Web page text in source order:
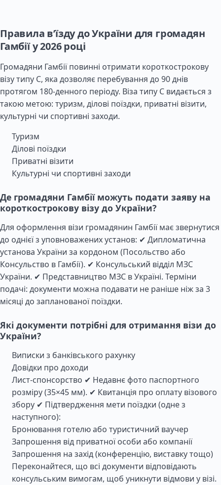
Правила в’їзду до України для громадян
Гамбії у 2026 році
Громадяни Гамбії повинні отримати короткострокову
візу типу C, яка дозволяє перебування до 90 днів
протягом 180-денного періоду. Віза типу C видається з
такою метою: туризм, ділові поїздки, приватні візити,
культурні чи спортивні заходи.
Туризм
Ділові поїздки
Приватні візити
Культурні чи спортивні заходи
Де громадяни Гамбії можуть подати заяву на
короткострокову візу до України?
Для оформлення візи громадянин Гамбії має звернутися
до однієї з уповноважених установ: ✔ Дипломатична
установа України за кордоном (Посольство або
Консульство в Гамбії). ✔ Консульський відділ МЗС
України. ✔ Представництво МЗС в Україні. Терміни
подачі: документи можна подавати не раніше ніж за 3
місяці до запланованої поїздки.
Які документи потрібні для отримання візи до
України?
Виписки з банківського рахунку
Довідки про доходи
Лист-спонсорство ✔ Недавнє фото паспортного
розміру (35×45 мм). ✔ Квитанція про оплату візового
збору ✔ Підтвердження мети поїздки (одне з
наступного):
Бронювання готелю або туристичний ваучер
Запрошення від приватної особи або компанії
Запрошення на захід (конференцію, виставку тощо)
Переконайтеся, що всі документи відповідають
консульським вимогам, щоб уникнути відмови у візі.